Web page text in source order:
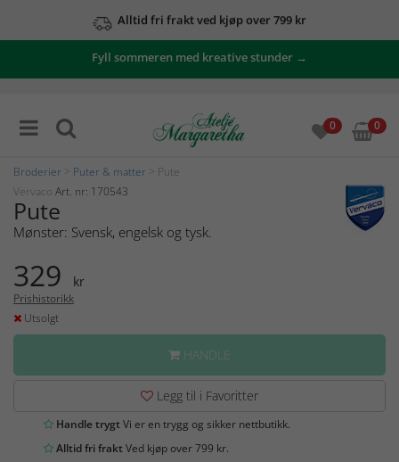
Alltid fri frakt ved kjøp over 799 kr
Fyll sommeren med kreative stunder →
0 0
Broderier Puter & matter > Pute
Vervaco Art. nr: 170543
Pute
Mønster: Svensk, engelsk og tysk.
329 kr
Prishistorikk
Utsolgt
HANDLE
Legg til i Favoritter
Handle trygtVi er en trygg og sikker nettbutikk.
Alltid fri fraktVed kjøp over 799 kr.